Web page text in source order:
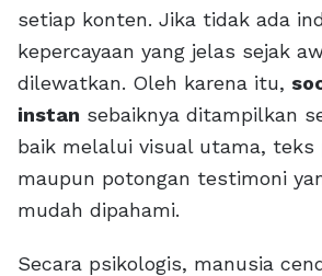
setiap konten. Jika tidak ada
kepercayaan yang jelas sejak
dilewatkan. Oleh karena itu,
instan sebaiknya ditampilkan
baik melalui visual utama, teks
maupun potongan testimoni
mudah dipahami.
Secara psikologis, manusia